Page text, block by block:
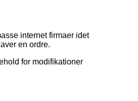
internet firmaer idet
en ordre.
for modifikationer